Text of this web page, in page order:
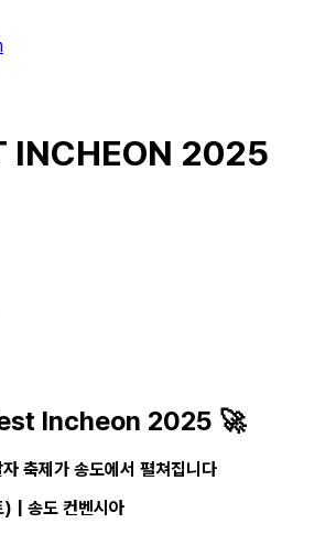
INCHEON 2025
Incheon 2025 🚀
축제가 송도에서 펼쳐집니다
| 송도 컨벤시아